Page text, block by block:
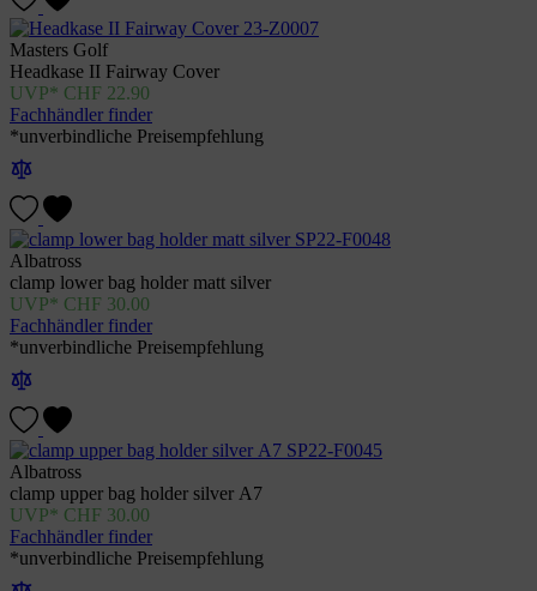
Masters Golf
Headkase II Fairway Cover
CHF 22.90
Fachhändler finder
*unverbindliche Preisempfehlung
Albatross
clamp lower bag holder matt silver
CHF 30.00
Fachhändler finder
*unverbindliche Preisempfehlung
Albatross
clamp upper bag holder silver A7
CHF 30.00
Fachhändler finder
*unverbindliche Preisempfehlung